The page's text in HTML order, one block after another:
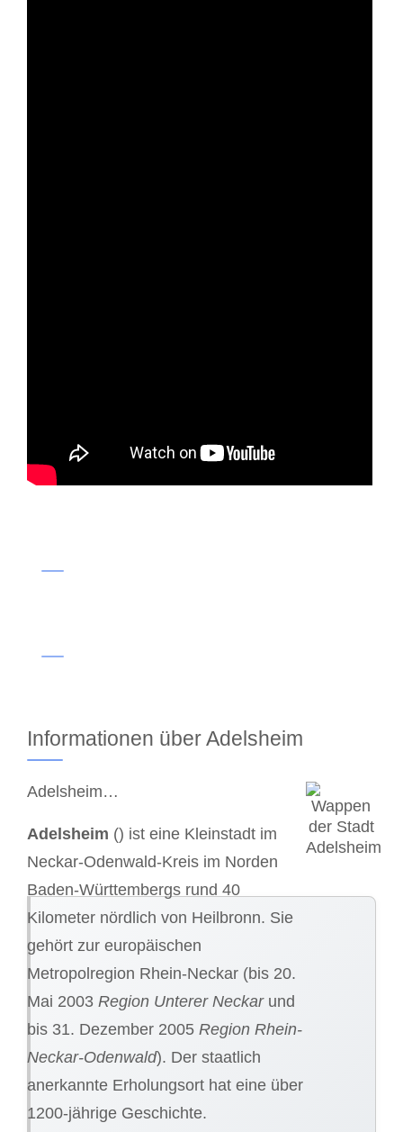
Informationen über Adelsheim
Adelsheim…
Adelsheim () ist eine Kleinstadt im
Neckar-Odenwald-Kreis im Norden
Baden-Württembergs rund 40
Kilometer nördlich von Heilbronn. Sie
gehört zur europäischen
Metropolregion Rhein-Neckar (bis 20.
Mai 2003 Region Unterer Neckarund
bis 31. Dezember 2005 Region Rhein-
Neckar-Odenwald). Der staatlich
anerkannte Erholungsort hat eine über
1200-jährige Geschichte.